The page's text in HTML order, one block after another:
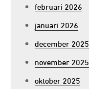
februari 2026
januari 2026
december 2025
november 2025
oktober 2025